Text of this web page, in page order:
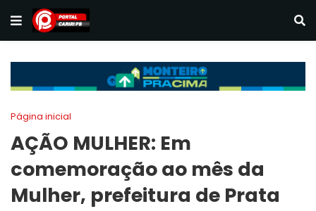
Página inicial
AÇÃO MULHER: Em
comemoração ao mês da
Mulher, prefeitura de Prata